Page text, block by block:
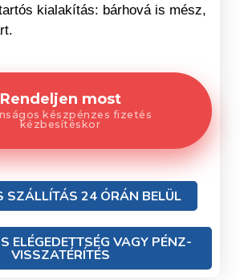
kialakítás: bárhová is mész,
Rendeljen most
készpénzes fizetés
kézbesítéskor
SZÁLLÍTÁS 24 ÓRÁN BELÜL
ELÉGEDETTSÉG VAGY PÉNZ-
VISSZATÉRÍTÉS